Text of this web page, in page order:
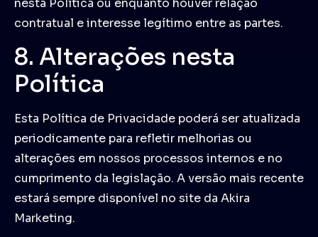
nesta Política ou enquanto houver relação
contratual e interesse legítimo entre as partes.
8. Alterações nesta
Política
Esta Política de Privacidade poderá ser atualizada
periodicamente para refletir melhorias ou
alterações em nossos processos internos e no
cumprimento da legislação. A versão mais recente
estará sempre disponível no site da Akira
Marketing.